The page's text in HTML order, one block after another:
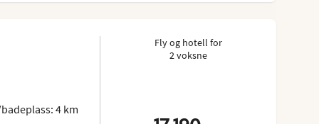
4 km
Fly og hotell for
2 voksne